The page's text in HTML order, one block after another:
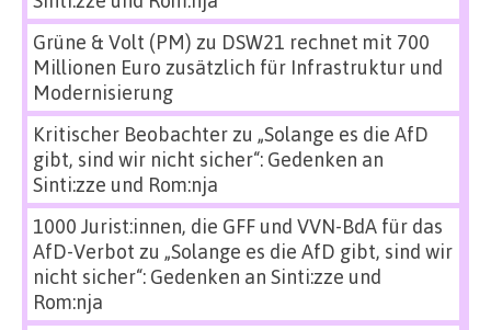
Grüne & Volt (PM) zu DSW21 rechnet mit 700
Millionen Euro zusätzlich für Infrastruktur und
Modernisierung
Kritischer Beobachterzu „Solange es die AfD
gibt, sind wir nicht sicher“: Gedenken an
Sinti:zze und Rom:nja
1000 Jurist:innen, die GFF und VVN-BdA für das
AfD-Verbot zu „Solange es die AfD gibt, sind wir
nicht sicher“: Gedenken an Sinti:zze und
Rom:nja